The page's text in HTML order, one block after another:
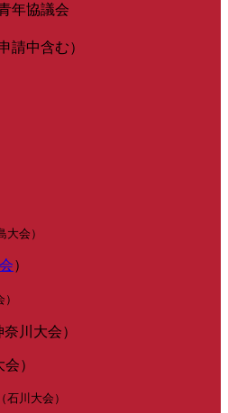
年協議会
請中含む）
会）
）
奈川大会）
）
川大会）